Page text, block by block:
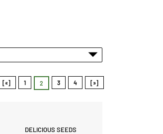
[«] 1 2 3 4 [»]
DELICIOUS SEEDS